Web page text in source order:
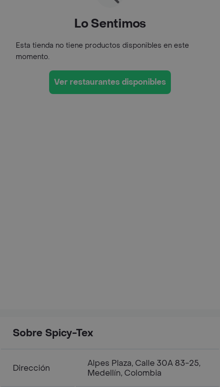
Lo Sentimos
Esta tienda no tiene productos disponibles en este
momento.
Ver restaurantes disponibles
Sobre Spicy-Tex
Dirección
Alpes Plaza, Calle 30A 83-25,
Medellín, Colombia